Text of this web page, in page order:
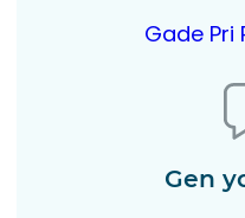
Gade Pri
Gen